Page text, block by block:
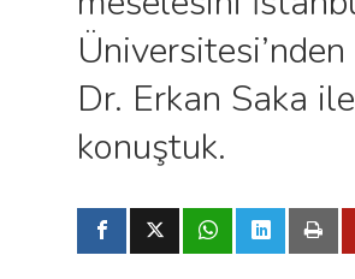
Dr. Erkan Saka ile
konuştuk.